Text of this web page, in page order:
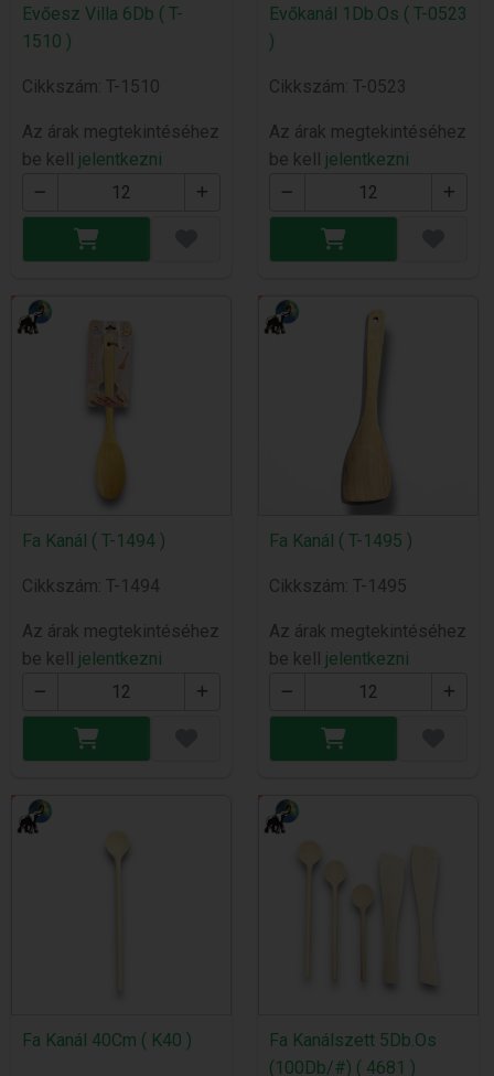
Evőesz Villa 6Db ( T-
1510 )
Cikkszám: T-1510
Az árak megtekintéséhez
be kell jelentkezni
Evőkanál 1Db.Os ( T-0523
)
Cikkszám: T-0523
Az árak megtekintéséhez
be kell jelentkezni
Fa Kanál ( T-1494 )
Cikkszám: T-1494
Az árak megtekintéséhez
be kell jelentkezni
Fa Kanál ( T-1495 )
Cikkszám: T-1495
Az árak megtekintéséhez
be kell jelentkezni
Fa Kanál 40Cm ( K40 )
Fa Kanálszett 5Db.Os
(100Db/#) ( 4681 )